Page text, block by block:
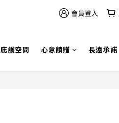
會員登入
庇護空間 心意饋贈 長遠承諾